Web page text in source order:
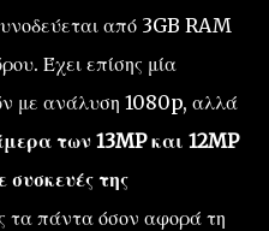
από 3GB RAM
Έχει επίσης μία
με ανάλυση 1080p, αλλά
των 13MP και 12MP
συσκευές της
τα πάντα όσον αφορά τη